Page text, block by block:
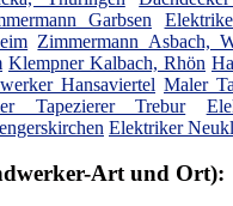
Garbsen
Zimmermann Asbach,
Klempner Kalbach, Rhön
Hansaviertel Maler
Tapezierer Trebur
Elektriker
Art und Ort):